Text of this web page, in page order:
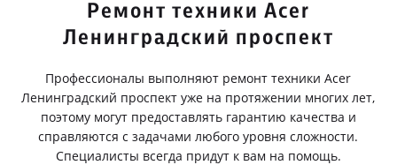
Ремонт техники Acer
Ленинградский проспект
Профессионалы выполняют ремонт техники Acer
Ленинградский проспект уже на протяжении многих лет,
поэтому могут предоставлять гарантию качества и
справляются с задачами любого уровня сложности.
Специалисты всегда придут к вам на помощь.